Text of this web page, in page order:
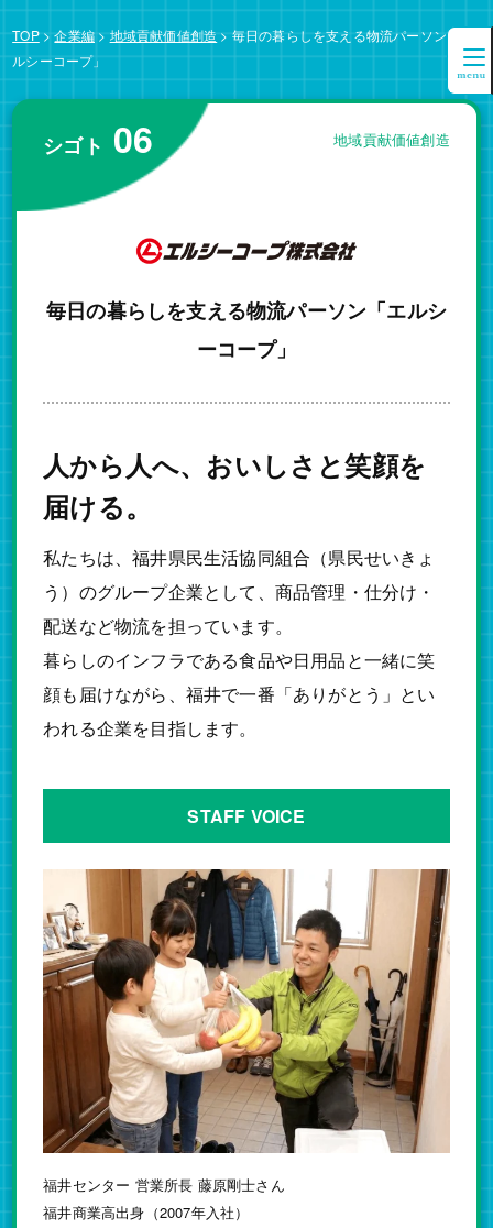
TOP>企業編>地域貢献価値創造>毎日の暮らしを支える物流パーソン「エ
ルシーコープ」
シゴト 06 地域貢献価値創造
毎日の暮らしを支える物流パーソン「エルシ
ーコープ」
人から人へ、おいしさと笑顔を
届ける。
私たちは、福井県民生活協同組合（県民せいきょ
う）のグループ企業として、商品管理・仕分け・
配送など物流を担っています。
暮らしのインフラである食品や日用品と一緒に笑
顔も届けながら、福井で一番「ありがとう」とい
われる企業を目指します。
STAFF VOICE
福井センター 営業所長 藤原剛士さん
福井商業高出身（2007年入社）